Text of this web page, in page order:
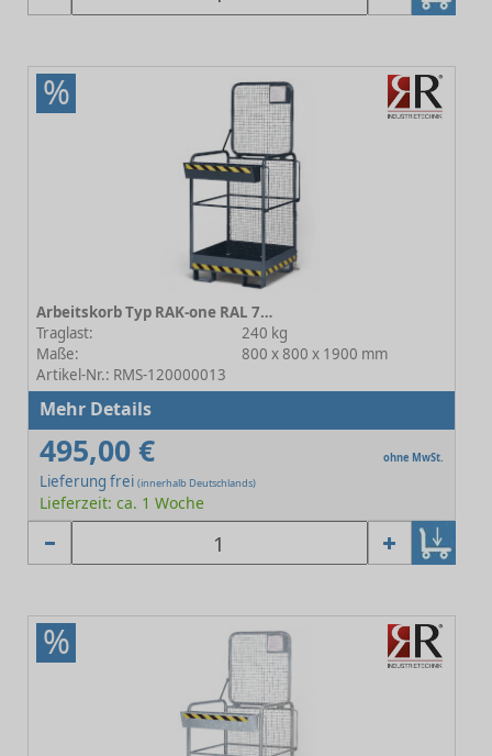
%
Arbeitskorb Typ RAK-one RAL 7016 Anthrazit
Traglast:
240 kg
Maße:
800 x 800 x 1900 mm
Artikel-Nr.: RMS-120000013
Mehr Details
495,00 € ohne MwSt.
Lieferung frei (innerhalb Deutschlands)
Lieferzeit: ca. 1 Woche
%